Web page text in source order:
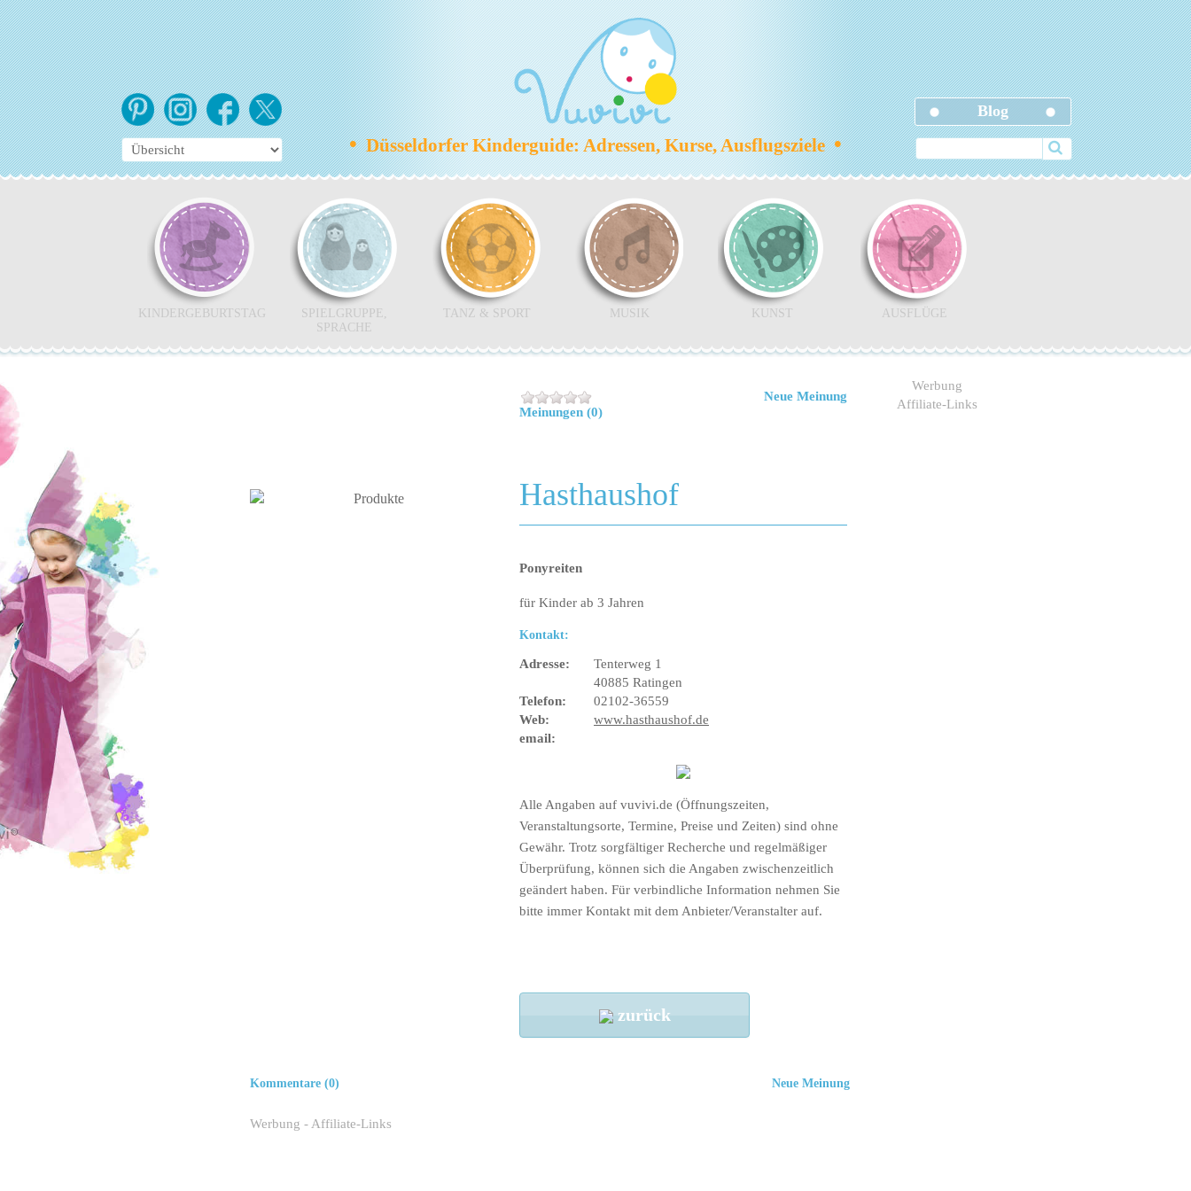
Blog
•Düsseldorfer Kinderguide: Adressen, Kurse, Ausflugsziele•
KINDERGEBURTSTAG
SPIELGRUPPE,
SPRACHE
TANZ & SPORT MUSIK KUNST AUSFLÜGE
Meinungen (0)
Neue Meinung
Hasthaushof
Ponyreiten
für Kinder ab 3 Jahren
Kontakt:
Adresse:
Tenterweg 1
40885 Ratingen
Telefon:
02102-36559
Web:
www.hasthaushof.de
email:
Alle Angaben auf vuvivi.de (Öffnungszeiten,
Veranstaltungsorte, Termine, Preise und Zeiten) sind ohne
Gewähr. Trotz sorgfältiger Recherche und regelmäßiger
Überprüfung, können sich die Angaben zwischenzeitlich
geändert haben. Für verbindliche Information nehmen Sie
bitte immer Kontakt mit dem Anbieter/Veranstalter auf.
zurück
Neue Meinung
Kommentare (0)
Werbung - Affiliate-Links
Werbung
Affiliate-Links